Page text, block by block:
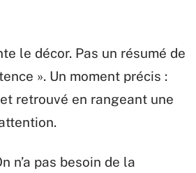
le décor. Pas un résumé de
». Un moment précis :
retrouvé en rangeant une
n’a pas besoin de la